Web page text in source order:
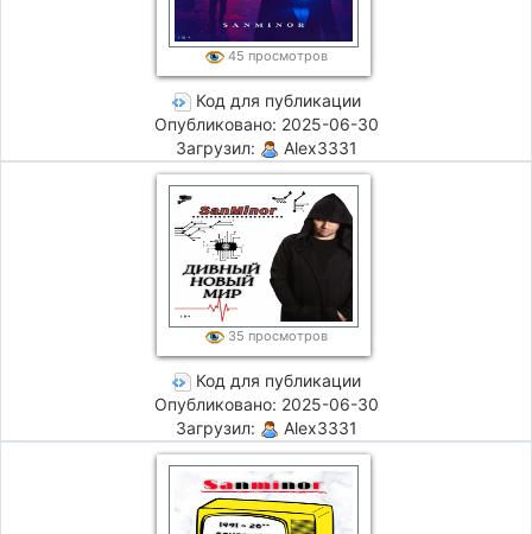
45 просмотров
Код для публикации
Опубликовано: 2025-06-30
Загрузил:
Alex3331
35 просмотров
Код для публикации
Опубликовано: 2025-06-30
Загрузил:
Alex3331